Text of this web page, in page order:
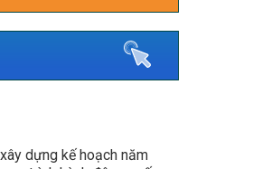
dựng kế hoạch năm